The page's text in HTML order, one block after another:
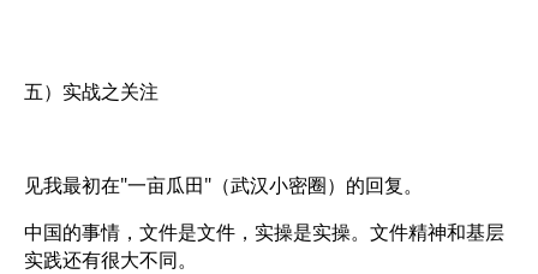
五）实战之关注
见我最初在"一亩瓜田"（武汉小密圈）的回复。
中国的事情，文件是文件，实操是实操。文件精神和基层
实践还有很大不同。